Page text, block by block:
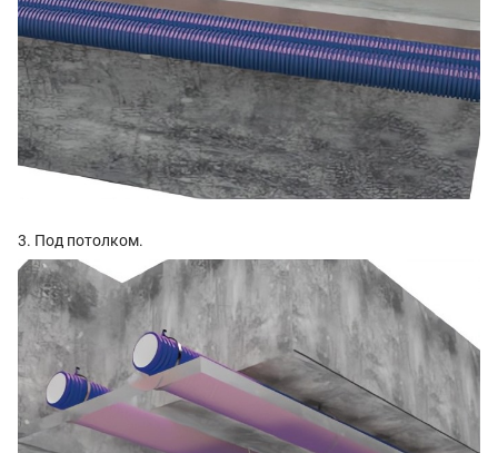
3. Под потолком.